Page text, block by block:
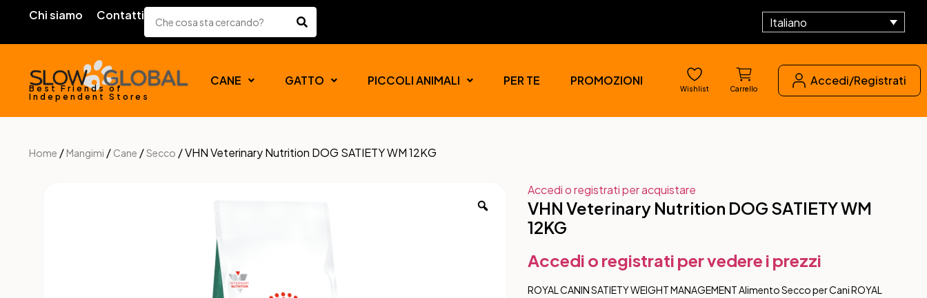
Chi siamo Contatti
Italiano
Best Friends of
Independent Stores
CANE GATTO PICCOLI ANIMALI PER TE PROMOZIONI
Wishlist Carrello
Accedi/Registrati
Home / Mangimi / Cane /Secco / VHN Veterinary Nutrition DOG SATIETY WM 12KG
Accedi o registrati per acquistare
VHN Veterinary Nutrition DOG SATIETY WM
12KG
Accedi o registrati per vedere i prezzi
ROYAL CANIN SATIETY WEIGHT MANAGEMENT Alimento Secco per Cani ROYAL